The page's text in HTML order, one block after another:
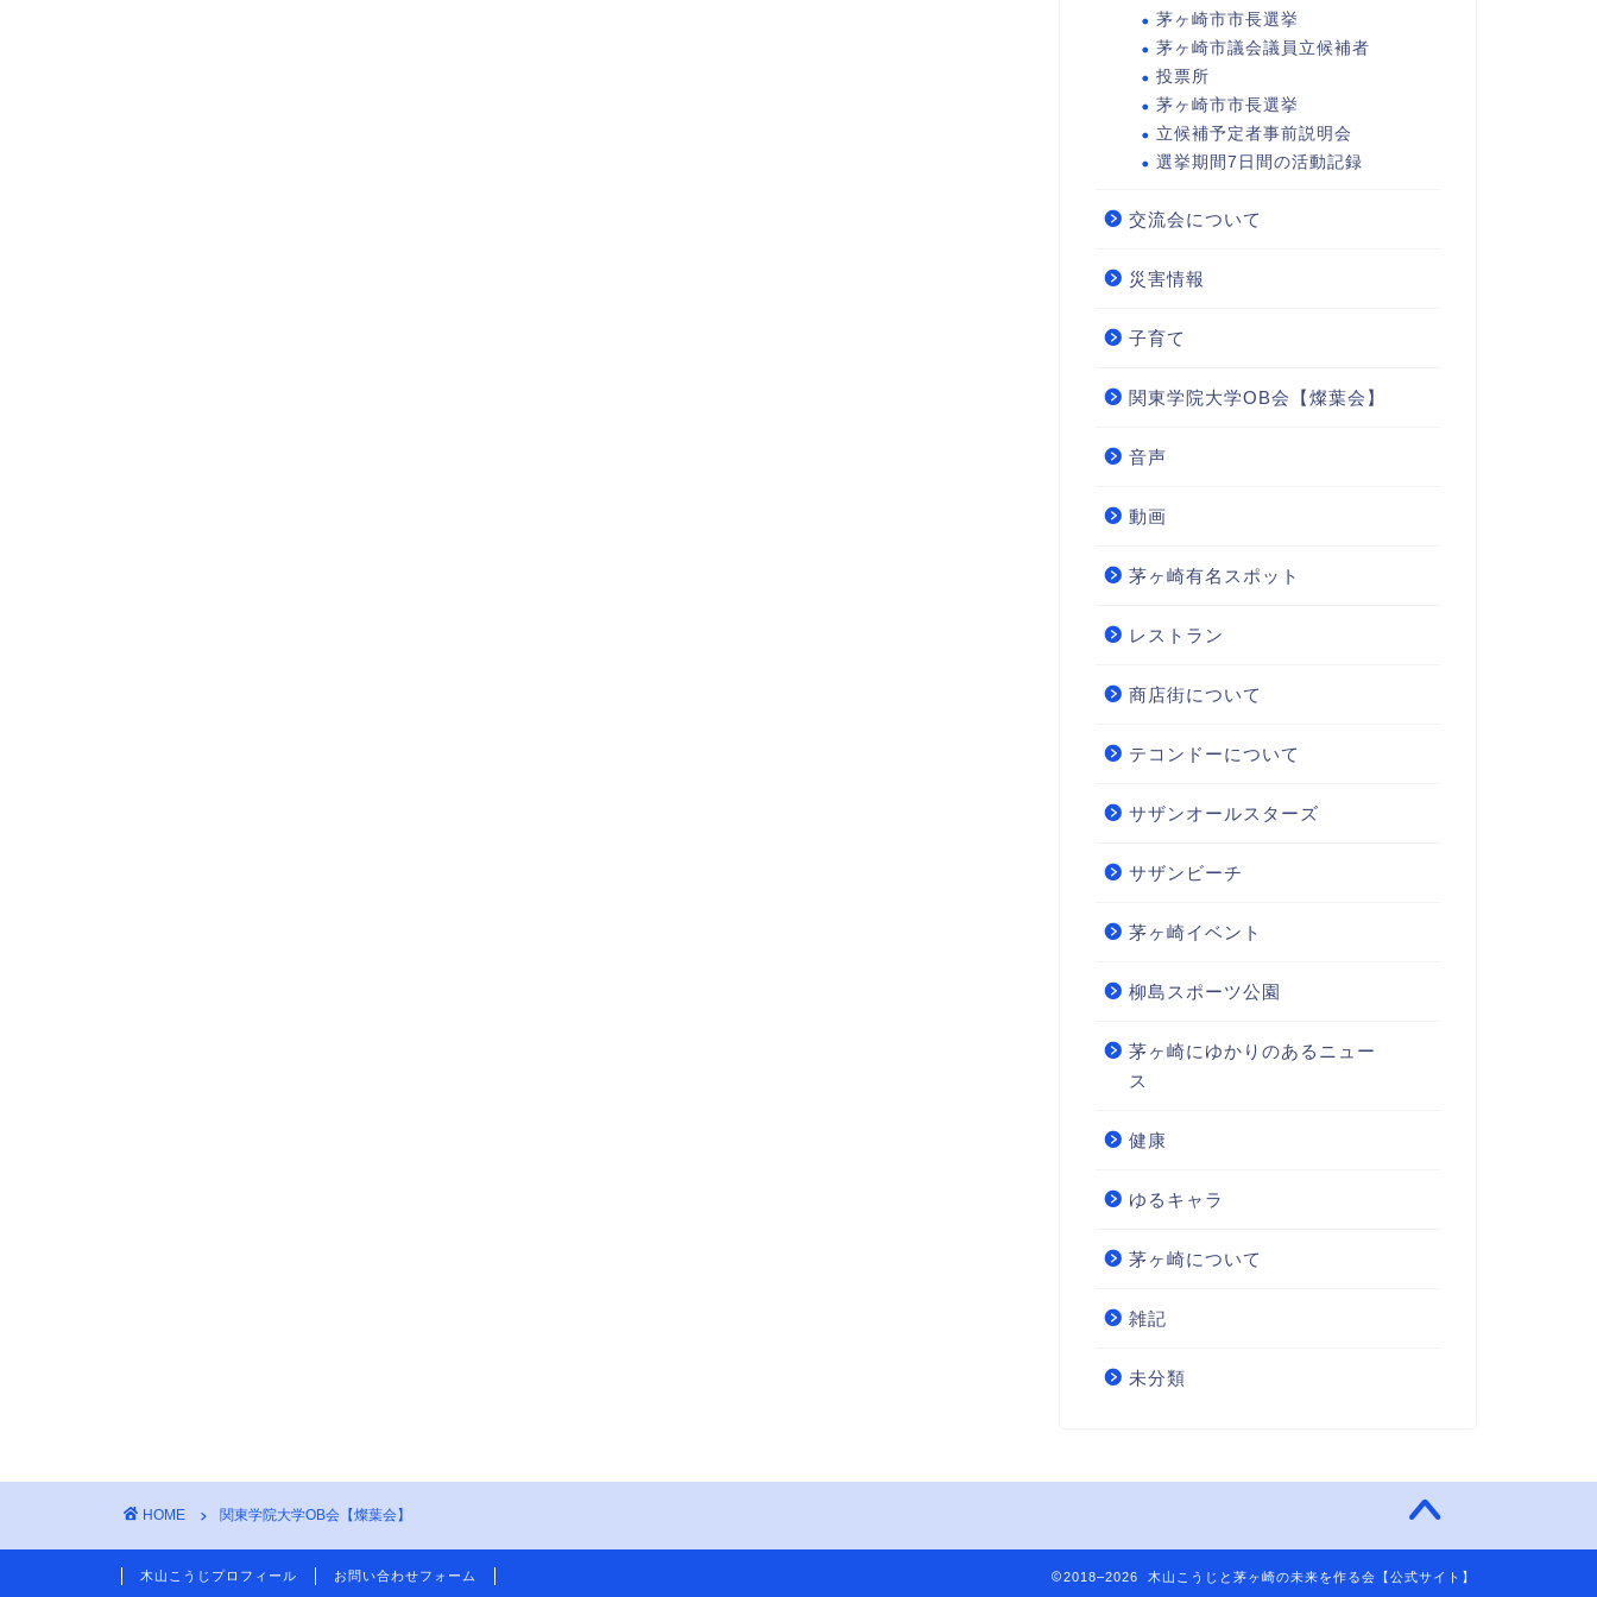
茅ヶ崎市市長選挙
茅ヶ崎市議会議員立候補者
投票所
茅ヶ崎市市長選挙
立候補予定者事前説明会
選挙期間7日間の活動記録
交流会について
災害情報
子育て
関東学院大学OB会【燦葉会】
音声
動画
茅ヶ崎有名スポット
レストラン
商店街について
テコンドーについて
サザンオールスターズ
サザンビーチ
茅ヶ崎イベント
柳島スポーツ公園
茅ヶ崎にゆかりのあるニュー
ス
健康
ゆるキャラ
茅ヶ崎について
雑記
未分類
HOME 関東学院大学OB会【燦葉会】
木山こうじプロフィール お問い合わせフォーム 2018–2026 木山こうじと茅ヶ崎の未来を作る会【公式サイト】